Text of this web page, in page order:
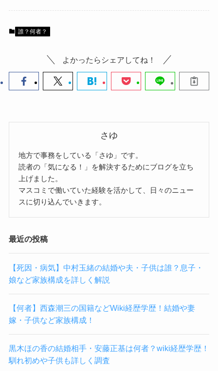
誰？何者？
よかったらシェアしてね！
さゆ
地方で事務をしている「さゆ」です。
読者の「気になる！」を解決するためにブログを立ち
上げました。
マスコミで働いていた経験を活かして、日々のニュー
スに切り込んでいきます。
最近の投稿
【死因・病気】中村玉緒の結婚や夫・子供は誰？息子・
娘など家族構成を詳しく解説
【何者】西森潮三の国籍などWiki経歴学歴！結婚や妻
嫁・子供など家族構成！
黒木ほの香の結婚相手・安藤正基は何者？wiki経歴学歴！
馴れ初めや子供も詳しく調査